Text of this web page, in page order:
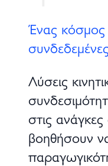
Ένας κόσμος
Λύσεις
στις
βοηθήσουν